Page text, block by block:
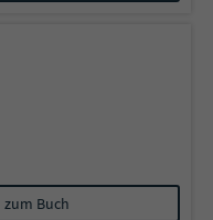
zum Buch